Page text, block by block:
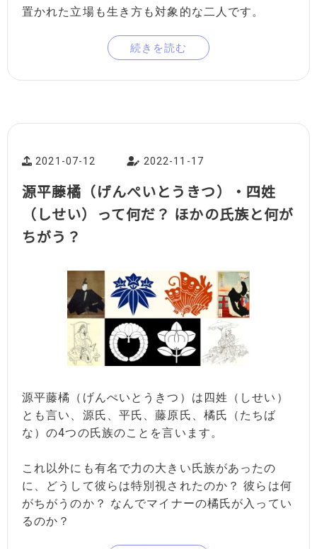
置かれた立場も生き方も対象的な二人です。
続きを読む
2021-07-12 2022-11-17
源平藤橘（げんぺいとうきつ）・四姓
（しせい）って何だ？ ほかの氏族と何が
ちがう？
源平藤橘（げんぺいとうきつ）は四姓（しせい）
とも言い、源氏、平氏、藤原氏、橘氏（たちば
な）の4つの氏族のことを言います。
これ以外にも有名で力の大きい氏族があったの
に、どうして彼らは特別視されたのか？ 彼らは何
がちがうのか？ なんでマイナーの橘氏が入ってい
るのか？